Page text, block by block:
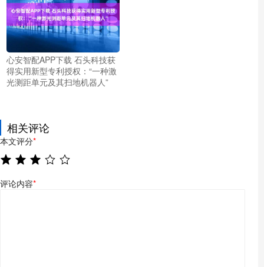
心安智配APP下载 石头科技获
得实用新型专利授权：“一种激
光测距单元及其扫地机器人”
相关评论
本文评分*
评论内容*